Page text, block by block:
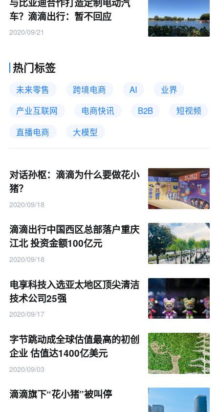
车？滴滴出行：暂不回应
2020/09/21
热门标签
未来零售 跨境电商 AI
业界
产业互联网
电商快讯 B2B
短视频
直播电商
大模型
对话孙枢：滴滴为什么要做花小
猪？
2020/09/18
滴滴出行中国西区总部落户重庆
江北 投资金额100亿元
2020/09/18
电享科技入选亚太地区顶尖清洁
技术公司25强
2020/09/17
字节跳动成全球估值最高的初创
企业 估值达1400亿美元
2020/09/03
滴滴旗下“花小猪”被叫停